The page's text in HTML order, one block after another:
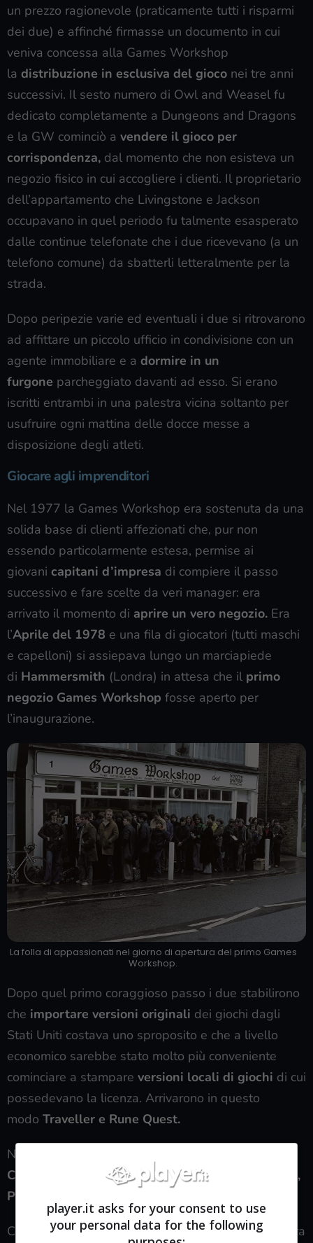
un prezzo ragionevole (praticamente tutti i risparmi
dei due) e affinché firmasse un documento in cui
veniva concessa alla Games Workshop
la distribuzione in esclusiva del gioco nei tre anni
successivi. Il sesto numero di Owl and Weasel fu
dedicato completamente a Dungeons and Dragons
e la GW cominciò a vendere il gioco per
corrispondenza, dal momento che non esisteva un
negozio fisico in cui accogliere i clienti. Il proprietario
dell’appartamento che Livingstone e Jackson
occupavano in quel periodo fu talmente esasperato
dalle continue telefonate che i due ricevevano (a un
telefono comune) da sbatterli letteralmente per la
strada.
Dopo peripezie varie ed eventuali i due si ritrovarono
ad affittare un piccolo ufficio in condivisione con un
agente immobiliare e a dormire in un
furgone parcheggiato davanti ad esso. Si erano
iscritti entrambi in una palestra vicina soltanto per
usufruire ogni mattina delle docce messe a
disposizione degli atleti.
Giocare agli imprenditori
Nel 1977 la Games Workshop era sostenuta da una
solida base di clienti affezionati che, pur non
essendo particolarmente estesa, permise ai
giovani capitani d’impresa di compiere il passo
successivo e fare scelte da veri manager: era
arrivato il momento di aprire un vero negozio. Era
l’Aprile del 1978 e una fila di giocatori (tutti maschi
e capelloni) si assiepava lungo un marciapiede
di Hammersmith (Londra) in attesa che il primo
negozio Games Workshop fosse aperto per
l’inaugurazione.
La folla di appassionati nel giorno di apertura del primo Games
Workshop.
Dopo quel primo coraggioso passo i due stabilirono
che importare versioni originali dei giochi dagli
Stati Uniti costava uno sproposito e che a livello
economico sarebbe stato molto più conveniente
cominciare a stampare versioni locali di giochi di cui
possedevano la licenza. Arrivarono in questo
modo Traveller e Rune Quest.
Negli anni successivi si fecero strada
Chutulu,
Gioco di Ruolo del Signore degli Anelli,
Paranoia,
Cominciarono anche a trasformare la GW in una vera
player.it asks for your consent to use
your personal data for the following